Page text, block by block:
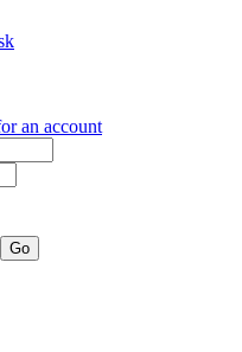
an account